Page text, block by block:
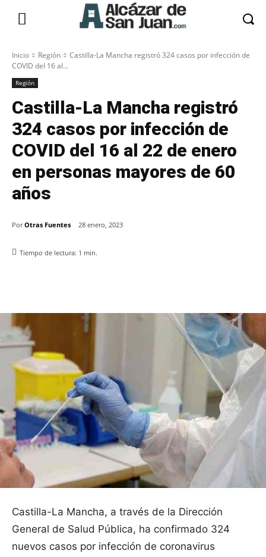
Inicio Región
Castilla-La Mancha registró 324 casos por infección de
COVID del 16 al...
Región
Castilla-La Mancha registró
324 casos por infección de
COVID del 16 al 22 de enero
en personas mayores de 60
años
Por Otras Fuentes 28 enero, 2023
Tiempo de lectura: 1 min.
Castilla-La Mancha, a través de la Dirección
General de Salud Pública, ha confirmado 324
nuevos casos por infección de coronavirus